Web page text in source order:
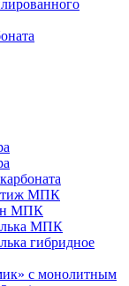
МПК
МПК
МПК
гибридное
с монолитным